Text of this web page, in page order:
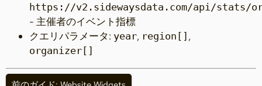
https://v2.sidewaysdata.com/api/stats/
- 主催者のイベント指標
クエリパラメータ: year, region[] ,
organizer[]